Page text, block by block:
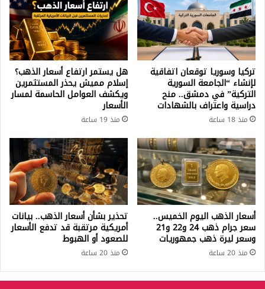
تركيا وسوريا توقعان اتفاقية
لإنشاء “الجامعة السورية
التركية” في دمشق.. منح
دراسية واعتراف بالشهادات
منذ 18 ساعة
هل يستمر ارتفاع أسعار الذهب؟
إسلام مميش يحذر المستثمرين
ويكشف العوامل الحاسمة لمسار
الأسعار
منذ 19 ساعة
أسعار الذهب اليوم الخميس..
سعر جرام ذهب 24 و22 و21
وسعر ليرة ذهب جمهوريات
منذ 20 ساعة
تحذير بشأن أسعار الذهب.. بيانات
أمريكية مرتقبة قد تدفع الأسعار
للصعود أو الهبوط
منذ 20 ساعة